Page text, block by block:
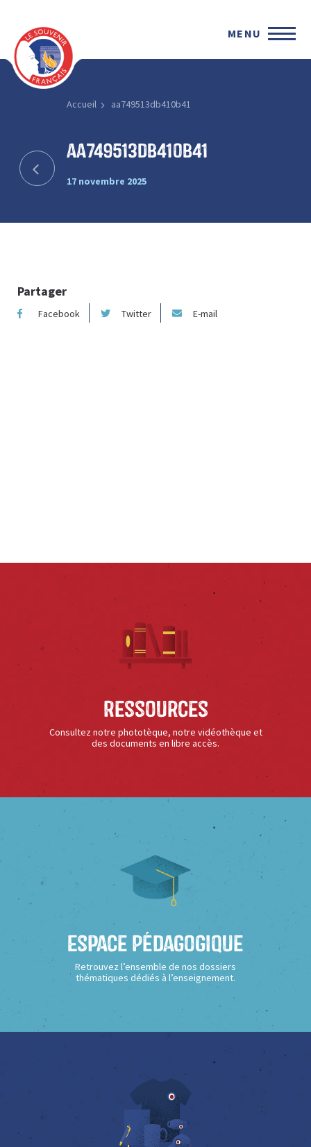
MENU
Accueil aa749513db410b41
aa749513db410b41
17 novembre 2025
Partager
Facebook Twitter E-mail
Ressources
Consultez notre phototèque, notre vidéothèque et
des documents en libre accès.
Espace Pédagogique
Retrouvez l’ensemble de nos dossiers
thématiques dédiés à l’enseignement.